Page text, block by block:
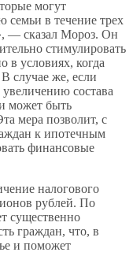
могут
семьи в течение трех
— сказал Мороз. Он
стимулировать
в условиях, когда
случае же, если
состава
может быть
мера позволит, с
к ипотечным
финансовые
налогового
рублей. По
существенно
граждан, что, в
и поможет